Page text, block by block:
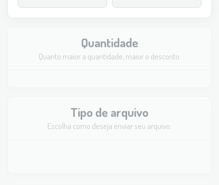
Quantidade
Quanto maior a quantidade, maior o desconto.
Tipo de arquivo
Escolha como deseja enviar seu arquivo.